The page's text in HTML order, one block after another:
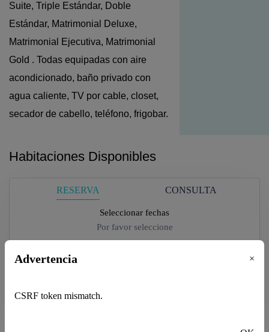
Suite, Triple Estándar, Doble
Estándar, Matrimonial Deluxe,
Matrimonial Ejecutiva, Matrimonial
Gold . Todas equipadas con aire
acondicionado, baño privado con
agua caliente, TV por cable, closet,
secador de cabello, teléfono, frigobar.
Habitaciones Disponibles
RESERVA CONSULTA
Seleccionar fechas
Por favor seleccione
Verificar Disponibilidad
Advertencia ×
CSRF token mismatch.